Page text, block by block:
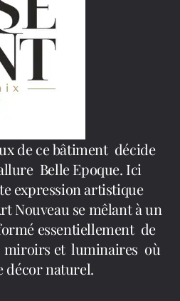
de ce bâtiment décide
Belle Epoque. Ici
expression artistique
Nouveau se mêlant à un
essentiellement de
miroirs et luminaires où
décor naturel.